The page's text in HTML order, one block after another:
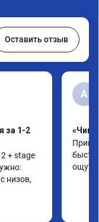
Оставить отзыв
за 1-2
+ stage
низов,
A
«Чип